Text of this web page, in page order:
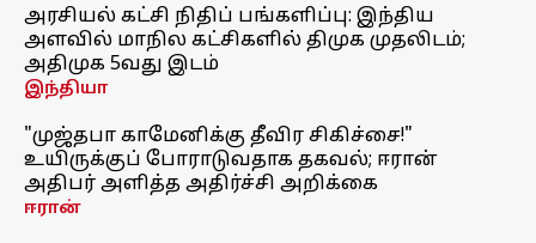
அரசியல் கட்சி நிதிப் பங்களிப்பு: இந்திய
அளவில் மாநில கட்சிகளில் திமுக முதலிடம்;
அதிமுக 5வது இடம்
இந்தியா
"முஜ்தபா காமேனிக்கு தீவிர சிகிச்சை!"
உயிருக்குப் போராடுவதாக தகவல்; ஈரான்
அதிபர் அளித்த அதிர்ச்சி அறிக்கை
ஈரான்